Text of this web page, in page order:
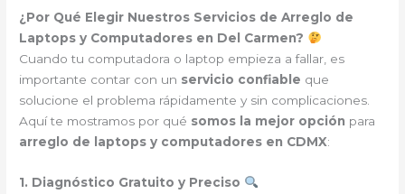
¿Por Qué Elegir Nuestros Servicios de Arreglo de
Laptops y Computadores en Del Carmen?
Cuando tu computadora o laptop empieza a fallar, es
importante contar con un servicio confiable que
solucione el problema rápidamente y sin complicaciones.
Aquí te mostramos por qué somos la mejor opción para
arreglo de laptops y computadores en CDMX:
1. Diagnóstico Gratuito y Preciso